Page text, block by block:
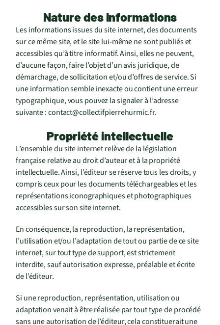
Nature des informations
Les informations issues du site internet, des documents
sur ce même site, et le site lui-même ne sont publiés et
accessibles qu’à titre informatif. Ainsi, elles ne peuvent,
d’aucune façon, faire l’objet d’un avis juridique, de
démarchage, de sollicitation et/ou d’offres de service. Si
une information semble inexacte ou contient une erreur
typographique, vous pouvez la signaler à l’adresse
suivante : contact@collectifpierrehurmic.fr.
Propriété intellectuelle
L’ensemble du site internet relève de la législation
française relative au droit d’auteur et à la propriété
intellectuelle. Ainsi, l’éditeur se réserve tous les droits, y
compris ceux pour les documents téléchargeables et les
représentations iconographiques et photographiques
accessibles sur son site internet.
En conséquence, la reproduction, la représentation,
l’utilisation et/ou l’adaptation de tout ou partie de ce site
internet, sur tout type de support, est strictement
interdite, sauf autorisation expresse, préalable et écrite
de l’éditeur.
Si une reproduction, représentation, utilisation ou
adaptation venait à être réalisée par tout type de procédé
sans une autorisation de l’éditeur, cela constituerait une